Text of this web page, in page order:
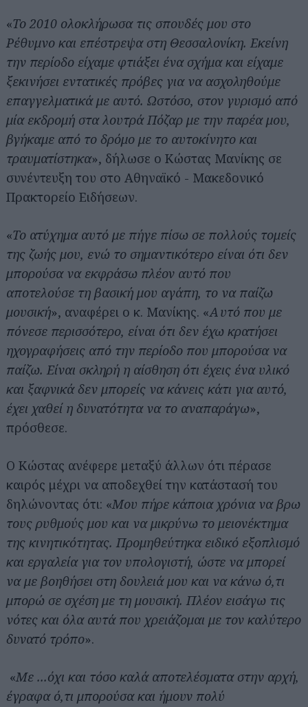
«Το 2010 ολοκλήρωσα τις σπουδές μου στο
Ρέθυμνο και επέστρεψα στη Θεσσαλονίκη. Εκείνη
την περίοδο είχαμε φτιάξει ένα σχήμα και είχαμε
ξεκινήσει εντατικές πρόβες για να ασχοληθούμε
επαγγελματικά με αυτό. Ωστόσο, στον γυρισμό από
μία εκδρομή στα λουτρά Πόζαρ με την παρέα μου,
βγήκαμε από το δρόμο με το αυτοκίνητο και
τραυματίστηκα», δήλωσε ο Κώστας Μανίκης σε
συνέντευξη του στο Αθηναϊκό - Μακεδονικό
Πρακτορείο Ειδήσεων.
«Το ατύχημα αυτό με πήγε πίσω σε πολλούς τομείς
της ζωής μου, ενώ το σημαντικότερο είναι ότι δεν
μπορούσα να εκφράσω πλέον αυτό που
αποτελούσε τη βασική μου αγάπη, το να παίζω
μουσική», αναφέρει ο κ. Μανίκης. «Αυτό που με
πόνεσε περισσότερο, είναι ότι δεν έχω κρατήσει
ηχογραφήσεις από την περίοδο που μπορούσα να
παίζω. Είναι σκληρή η αίσθηση ότι έχεις ένα υλικό
και ξαφνικά δεν μπορείς να κάνεις κάτι για αυτό,
έχει χαθεί η δυνατότητα να το αναπαράγω»,
πρόσθεσε.
Ο Κώστας ανέφερε μεταξύ άλλων ότι πέρασε
καιρός μέχρι να αποδεχθεί την κατάστασή του
δηλώνοντας ότι: «Μου πήρε κάποια χρόνια να βρω
τους ρυθμούς μου και να μικρύνω το μειονέκτημα
της κινητικότητας. Προμηθεύτηκα ειδικό εξοπλισμό
και εργαλεία για τον υπολογιστή, ώστε να μπορεί
να με βοηθήσει στη δουλειά μου και να κάνω ό,τι
μπορώ σε σχέση με τη μουσική. Πλέον εισάγω τις
νότες και όλα αυτά που χρειάζομαι με τον καλύτερο
δυνατό τρόπο».
«Με ...όχι και τόσο καλά αποτελέσματα στην αρχή,
έγραφα ό,τι μπορούσα και ήμουν πολύ